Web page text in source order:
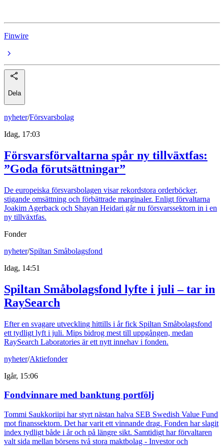
Finwire
Dela
nyheter/Försvarsbolag
Idag, 17:03
Försvarsförvaltarna spår ny tillväxtfas:
”Goda förutsättningar”
De europeiska försvarsbolagen visar rekordstora orderböcker,
stigande omsättning och förbättrade marginaler. Enligt förvaltarna
Joakim Agerback och Shayan Heidari går nu försvarssektorn in i en
ny tillväxtfas.
Fonder
nyheter/Spiltan Småbolagsfond
Idag, 14:51
Spiltan Småbolagsfond lyfte i juli – tar in
RaySearch
Efter en svagare utveckling hittills i år fick Spiltan Småbolagsfond
ett tydligt lyft i juli. Mips bidrog mest till uppgången, medan
RaySearch Laboratories är ett nytt innehav i fonden.
nyheter/Aktiefonder
Igår, 15:06
Fondvinnare med banktung portfölj
Tommi Saukkoriipi har styrt nästan halva SEB Swedish Value Fund
mot finanssektorn. Det har varit ett vinnande drag. Fonden har slagit
index tydligt både i år och på längre sikt. Samtidigt har förvaltaren
valt sida mellan börsens två stora maktbolag - Investor och